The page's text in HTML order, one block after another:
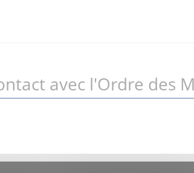
avec l'Ordre des